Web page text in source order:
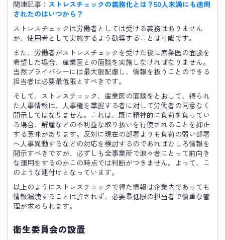
関連記事： ストレスチェックの義務化とは？50人未満にも適用
されたのはいつから？
ストレスチェックは労働者としては受ける義務はありません
が、使用者として実施するよう勧奨することは可能です。
また、労働者がストレスチェックを受けた後に産業医の面談を
希望した場合、産業医との面談を実施しなければなりません。
当然プライバシーには最大限配慮し、情報を扱うことのできる
担当者は必要最低限とすべきです。
そして、ストレスチェック、産業医の面談をとおして、得られ
た人事情報は、人事権を掌握する者に対して労働者の同意なく
開示してはなりません。これは、既に精神的に負荷を負ってい
る場合、解雇などの不利益な取り扱いを行使されることを抑止
する意味があります。反対に現在の部署よりも負荷の弱い部署
へ人事異動するなどの対応を検討するのであればむしろ情報を
開示すべきですが、必ずしも全事業所で浪々者にとって前向き
な運用をするのかこの時点では判断がつきません。よって、こ
のような建付けとなっています。
以上のようにストレスチェックで得た情報は企業内であっても
情報漏洩することは許されず、必要最低限の担当者で慎重な管
理が求められます。
衛生委員会の設置